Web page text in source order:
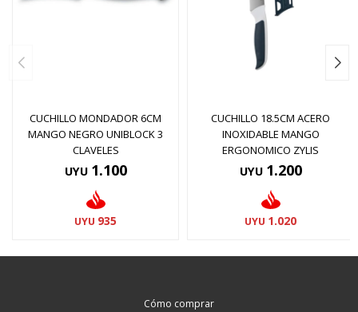
CUCHILLO MONDADOR 6CM
MANGO NEGRO UNIBLOCK 3
CLAVELES
UYU 1.100
UYU 935
CUCHILLO 18.5CM ACERO
INOXIDABLE MANGO
ERGONOMICO ZYLIS
UYU 1.200
UYU 1.020
Cómo comprar